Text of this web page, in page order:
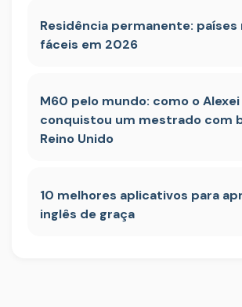
Residência permanente: países
fáceis em 2026
M60 pelo mundo: como o Alexei
conquistou um mestrado com
Reino Unido
10 melhores aplicativos para
inglês de graça